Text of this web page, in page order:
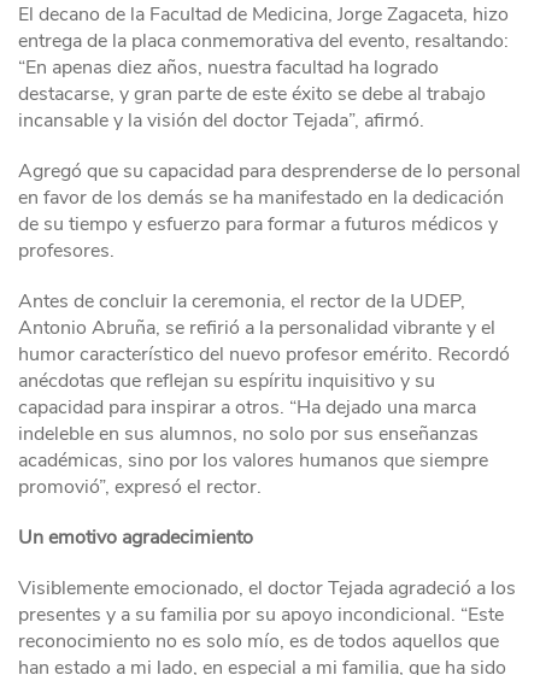
El decano de la Facultad de Medicina, Jorge Zagaceta, hizo
entrega de la placa conmemorativa del evento, resaltando:
“En apenas diez años, nuestra facultad ha logrado
destacarse, y gran parte de este éxito se debe al trabajo
incansable y la visión del doctor Tejada”, afirmó.
Agregó que su capacidad para desprenderse de lo personal
en favor de los demás se ha manifestado en la dedicación
de su tiempo y esfuerzo para formar a futuros médicos y
profesores.
Antes de concluir la ceremonia, el rector de la UDEP,
Antonio Abruña, se refirió a la personalidad vibrante y el
humor característico del nuevo profesor emérito. Recordó
anécdotas que reflejan su espíritu inquisitivo y su
capacidad para inspirar a otros. “Ha dejado una marca
indeleble en sus alumnos, no solo por sus enseñanzas
académicas, sino por los valores humanos que siempre
promovió”, expresó el rector.
Un emotivo agradecimiento
Visiblemente emocionado, el doctor Tejada agradeció a los
presentes y a su familia por su apoyo incondicional. “Este
reconocimiento no es solo mío, es de todos aquellos que
han estado a mi lado, en especial a mi familia, que ha sido